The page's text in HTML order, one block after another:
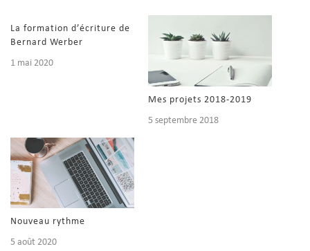
La formation d’écriture de
Bernard Werber
1 mai 2020
Mes projets 2018-2019
5 septembre 2018
Nouveau rythme
5 août 2020